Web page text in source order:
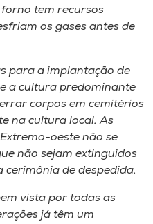
tem recursos
os gases antes de
para a implantação de
a cultura predominante
corpos em cemitérios
na cultura local. As
oeste não se
não sejam extinguidos
cerimônia de despedida.
vista por todas as
já têm um